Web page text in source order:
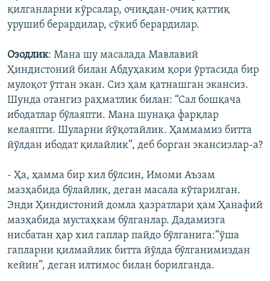
қилганларни кўрсалар, очиқдан-очиқ қаттиқ
урушиб берардилар, сўкиб берардилар.
Озодлик: Мана шу масалада Мавлавий
Ҳиндистоний билан Абдуҳаким қори ўртасида бир
мулоқот ўтган экан. Сиз ҳам қатнашган экансиз.
Шунда отангиз раҳматлик билан: “Сал бошқача
ибодатлар бўлаяпти. Мана шунақа фарқлар
келаяпти. Шуларни йўқотайлик. Ҳаммамиз битта
йўлдан ибодат қилайлик”, деб борган экансизлар-а?
- Ҳа, ҳамма бир хил бўлсин, Имоми Аъзам
мазҳабида бўлайлик, деган масала кўтарилган.
Энди Ҳиндистоний домла ҳазратлари ҳам Ҳанафий
мазҳабида мустаҳкам бўлганлар. Дадамизга
нисбатан ҳар хил гаплар пайдо бўлганига:“ўша
гапларни қилмайлик битта йўлда бўлганимиздан
кейин”, деган илтимос билан борилганда.